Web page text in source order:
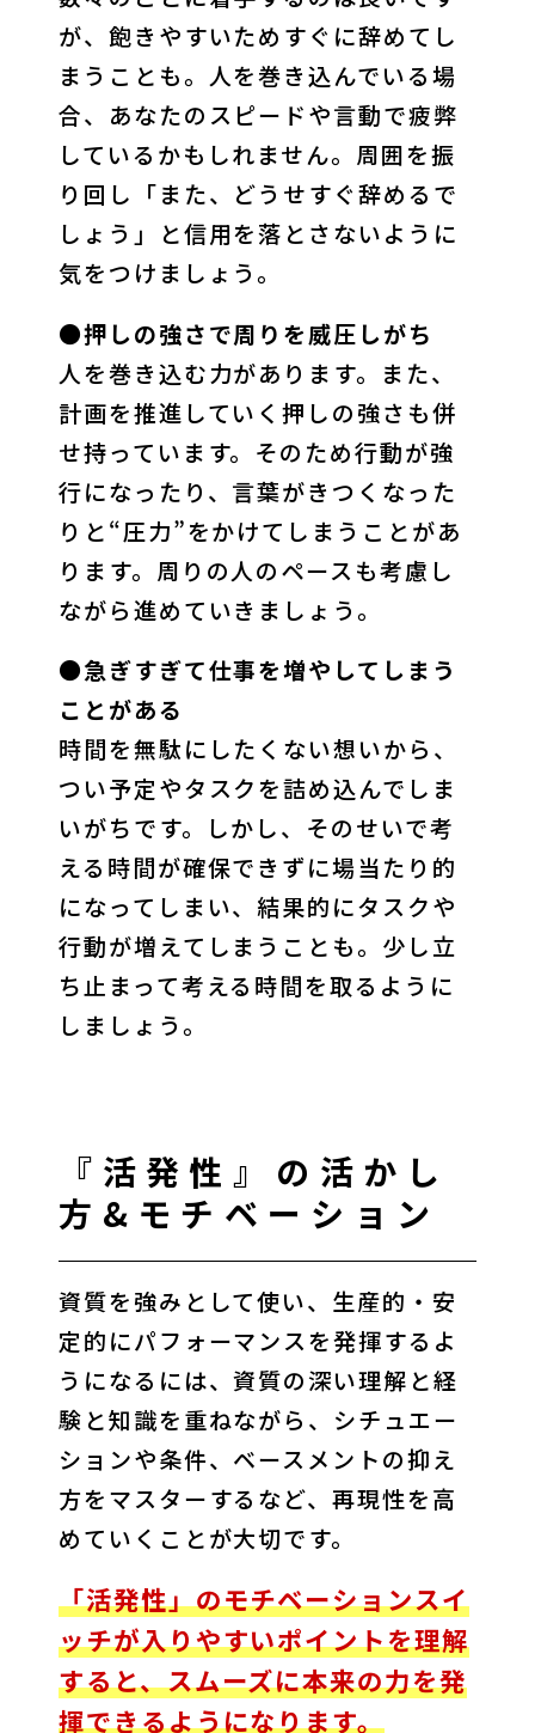
が、飽きやすいためすぐに辞めてし
まうことも。人を巻き込んでいる場
合、あなたのスピードや言動で疲弊
しているかもしれません。周囲を振
り回し「また、どうせすぐ辞めるで
しょう」と信用を落とさないように
気をつけましょう。
●押しの強さで周りを威圧しがち
人を巻き込む力があります。また、
計画を推進していく押しの強さも併
せ持っています。そのため行動が強
行になったり、言葉がきつくなった
りと“圧力”をかけてしまうことがあ
ります。周りの人のペースも考慮し
ながら進めていきましょう。
●急ぎすぎて仕事を増やしてしまう
ことがある
時間を無駄にしたくない想いから、
つい予定やタスクを詰め込んでしま
いがちです。しかし、そのせいで考
える時間が確保できずに場当たり的
になってしまい、結果的にタスクや
行動が増えてしまうことも。少し立
ち止まって考える時間を取るように
しましょう。
『活発性』の活かし
方&モチベーション
資質を強みとして使い、生産的・安
定的にパフォーマンスを発揮するよ
うになるには、資質の深い理解と経
験と知識を重ねながら、シチュエー
ションや条件、ベースメントの抑え
方をマスターするなど、再現性を高
めていくことが大切です。
「活発性」のモチベーションスイ
ッチが入りやすいポイントを理解
すると、スムーズに本来の力を発
揮できるようになります。